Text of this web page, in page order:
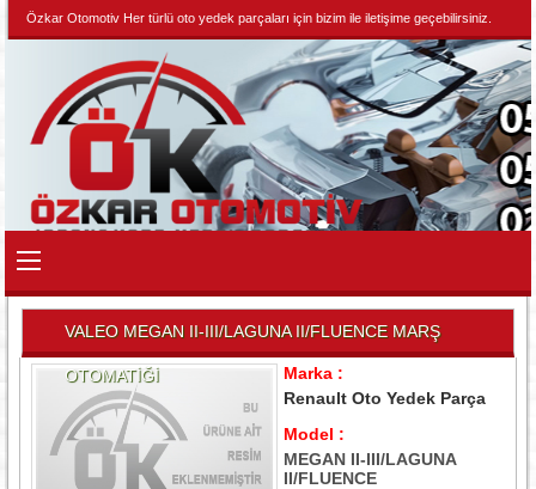
Özkar Otomotiv Her türlü oto yedek parçaları için bizim ile iletişime geçebilirsiniz.
VALEO MEGAN II-III/LAGUNA II/FLUENCE MARŞ
OTOMATİĞİ
Marka :
Renault Oto Yedek Parça
Model :
MEGAN II-III/LAGUNA
II/FLUENCE